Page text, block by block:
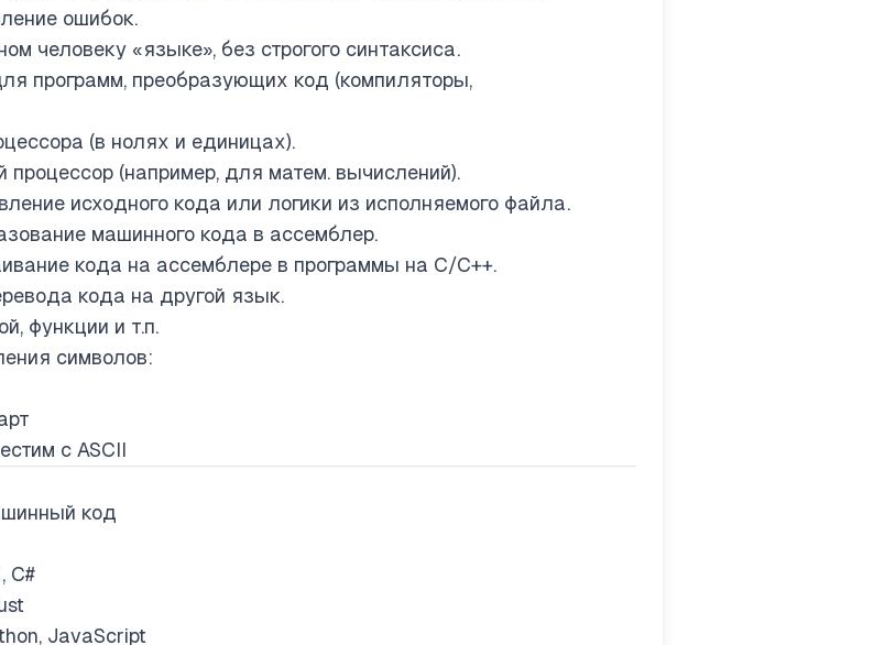
ошибок.
человеку «языке», без строгого синтаксиса.
программ, преобразующих код (компиляторы,
(в нолях и единицах).
процессор (например, для матем. вычислений).
исходного кода или логики из исполняемого файла.
машинного кода в ассемблер.
кода на ассемблере в программы на C/C++.
кода на другой язык.
функции и т.п.
символов:
с ASCII
код
C#
JavaScript